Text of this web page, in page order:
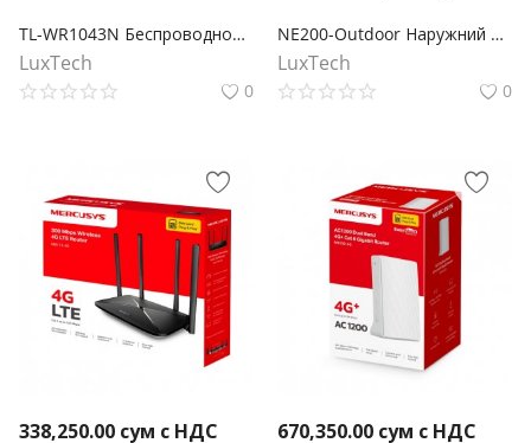
TL-WR1043N Беспроводной гигабитный маршрутизатор серии N, скорость до 450Мбит/с
LuxTech
0
NE200-Outdoor Наружний 5G маршрутизатор
LuxTech
0
338,250.00 сум с НДС 670,350.00 сум с НДС